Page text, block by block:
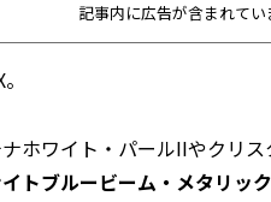
記事内に広告が含まれてい
ホワイト・パールIIやクリ
トブルービーム・メタリック